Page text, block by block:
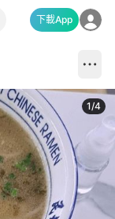
下載App
1/4